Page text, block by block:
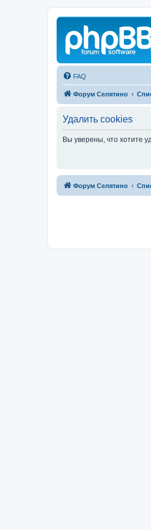
FAQ
Форум Селятино
Удалить cookies
Вы уверены, что хотите
Форум Селятино